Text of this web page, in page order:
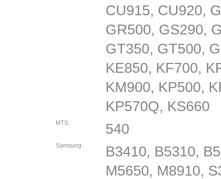
CU915, CU920,
GR500, GS290,
GT350, GT500,
KE850, KF700,
KM900, KP500,
KP570Q, KS660
MTS: 540
Samsung:
B3410, B5310,
M5650, M8910,